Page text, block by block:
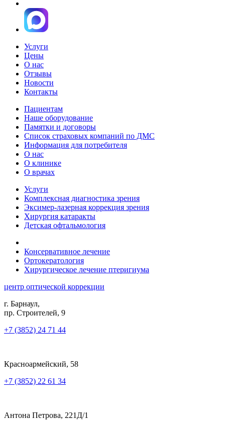
Услуги
Цены
О нас
Отзывы
Новости
Контакты
Пациентам
Наше оборудование
Памятки и договоры
Список страховых компаний по ДМС
Информация для потребителя
О нас
О клинике
О врачах
Услуги
Комплексная диагностика зрения
Эксимер-лазерная коррекция зрения
Хирургия катаракты
Детская офтальмология
Консервативное лечение
Ортокератология
Хирургическое лечение птеригиума
центр оптической коррекции
г. Барнаул,
пр. Строителей, 9
+7 (3852) 24 71 44
Красноармейский, 58
+7 (3852) 22 61 34
Антона Петрова, 221Д/1